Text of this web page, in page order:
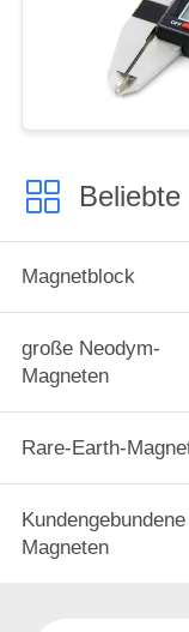
Magnetblock
große Neodym-
Magneten
Rare-Earth-
Kundengebundene
Magneten